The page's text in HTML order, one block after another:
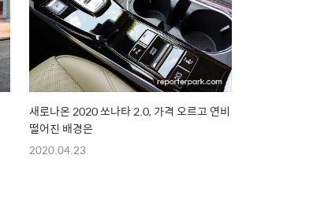
새로나온 2020 쏘나타 2.0, 가격 오르고 연비
떨어진 배경은
2020.04.23